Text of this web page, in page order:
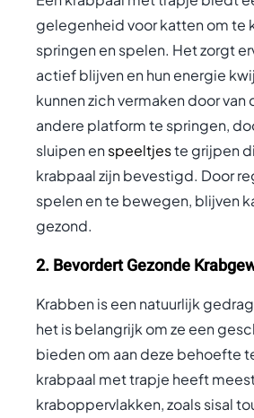
gelegenheid voor katten om te
springen en spelen. Het zorgt
actief blijven en hun energie
kunnen zich vermaken door van
andere platform te springen,
sluipen enspeeltjeste grijpen
krabpaal zijn bevestigd. Door
spelen en te bewegen, blijven
gezond.
2. Bevordert Gezonde
Krabben is een natuurlijk
het is belangrijk om ze een
bieden om aan deze behoefte
krabpaal met trapje heeft
kraboppervlakken, zoals sisal